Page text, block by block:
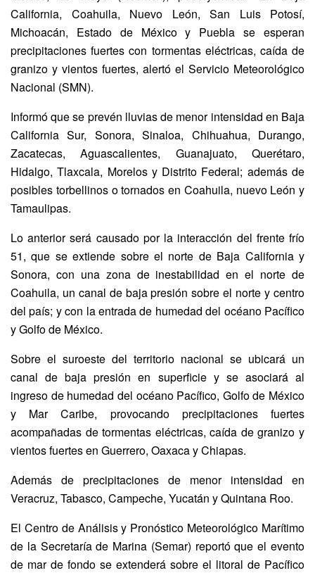
California, Coahuila, Nuevo León, San Luis Potosí,
Michoacán, Estado de México y Puebla se esperan
precipitaciones fuertes con tormentas eléctricas, caída de
granizo y vientos fuertes, alertó el Servicio Meteorológico
Nacional (SMN).
Informó que se prevén lluvias de menor intensidad en Baja
California Sur, Sonora, Sinaloa, Chihuahua, Durango,
Zacatecas, Aguascalientes, Guanajuato, Querétaro,
Hidalgo, Tlaxcala, Morelos y Distrito Federal; además de
posibles torbellinos o tornados en Coahuila, nuevo León y
Tamaulipas.
Lo anterior será causado por la interacción del frente frío
51, que se extiende sobre el norte de Baja California y
Sonora, con una zona de inestabilidad en el norte de
Coahuila, un canal de baja presión sobre el norte y centro
del país; y con la entrada de humedad del océano Pacífico
y Golfo de México.
Sobre el suroeste del territorio nacional se ubicará un
canal de baja presión en superficie y se asociará al
ingreso de humedad del océano Pacífico, Golfo de México
y Mar Caribe, provocando precipitaciones fuertes
acompañadas de tormentas eléctricas, caída de granizo y
vientos fuertes en Guerrero, Oaxaca y Chiapas.
Además de precipitaciones de menor intensidad en
Veracruz, Tabasco, Campeche, Yucatán y Quintana Roo.
El Centro de Análisis y Pronóstico Meteorológico Marítimo
de la Secretaría de Marina (Semar) reportó que el evento
de mar de fondo se extenderá sobre el litoral de Pacífico